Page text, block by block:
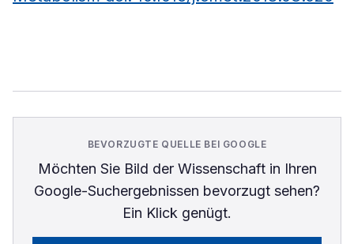
BEVORZUGTE QUELLE BEI GOOGLE
Möchten Sie Bild der Wissenschaftin Ihren
Google-Suchergebnissen bevorzugt sehen?
Ein Klick genügt.